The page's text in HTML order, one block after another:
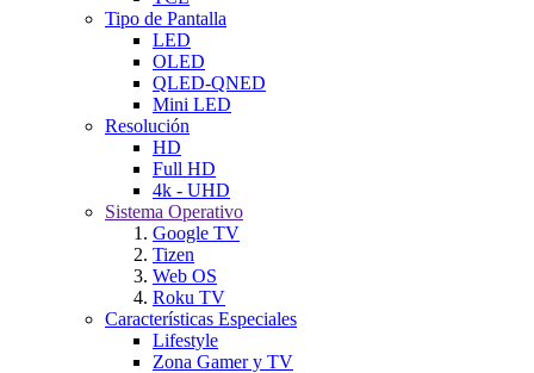
Tipo de Pantalla
LED
OLED
QLED-QNED
Mini LED
Resolución
HD
Full HD
4k - UHD
Sistema Operativo
Google TV
Tizen
Web OS
Roku TV
Características Especiales
Lifestyle
Zona Gamer y TV